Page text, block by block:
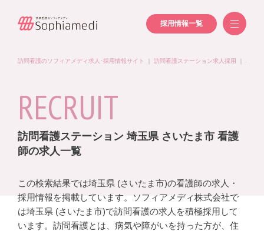
採用情報一覧
訪問看護のソフィアメディ求人･採用情報サイト 訪問看護ステーション求人採用 看護
RECRUIT
訪問看護ステーション 埼玉県 さいたま市 看護
師の求人一覧
この検索結果では埼玉県 (さいたま市)の看護師の求人・
採用情報を掲載しています。ソフィアメディ株式会社で
は埼玉県 (さいたま市)で訪問看護の求人を積極採用して
います。訪問看護とは、病気や障がいを持った方が、住